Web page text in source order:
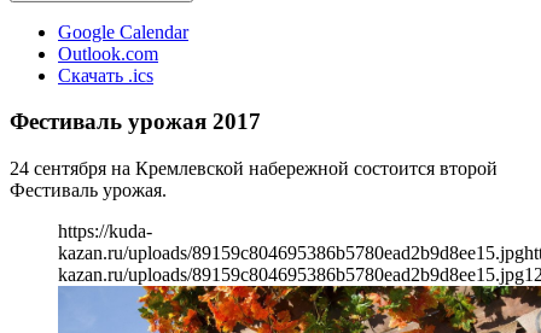
Google Calendar
Outlook.com
Скачать .ics
Фестиваль урожая 2017
24 сентября на Кремлевской набережной состоится второй
Фестиваль урожая.
https://kuda-
kazan.ru/uploads/89159c804695386b5780ead2b9d8ee15.jpg
kazan.ru/uploads/89159c804695386b5780ead2b9d8ee15.jpg